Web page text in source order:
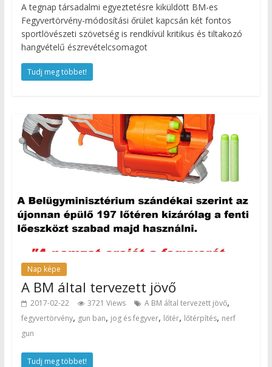
A tegnap társadalmi egyeztetésre kiküldött BM-es
Fegyvertörvény-módosítási őrület kapcsán két fontos
sportlövészeti szövetség is rendkívül kritikus és tiltakozó
hangvételű észrevételcsomagot
Tudj meg többet!
Nap képe
A BM által tervezett jövő
2017-02-22 3721 Views A BM által tervezett jövő,
fegyvertörvény, gun ban, jog és fegyver, lőtér, lőtérpítés, nerf
gun
Tudj meg többet!